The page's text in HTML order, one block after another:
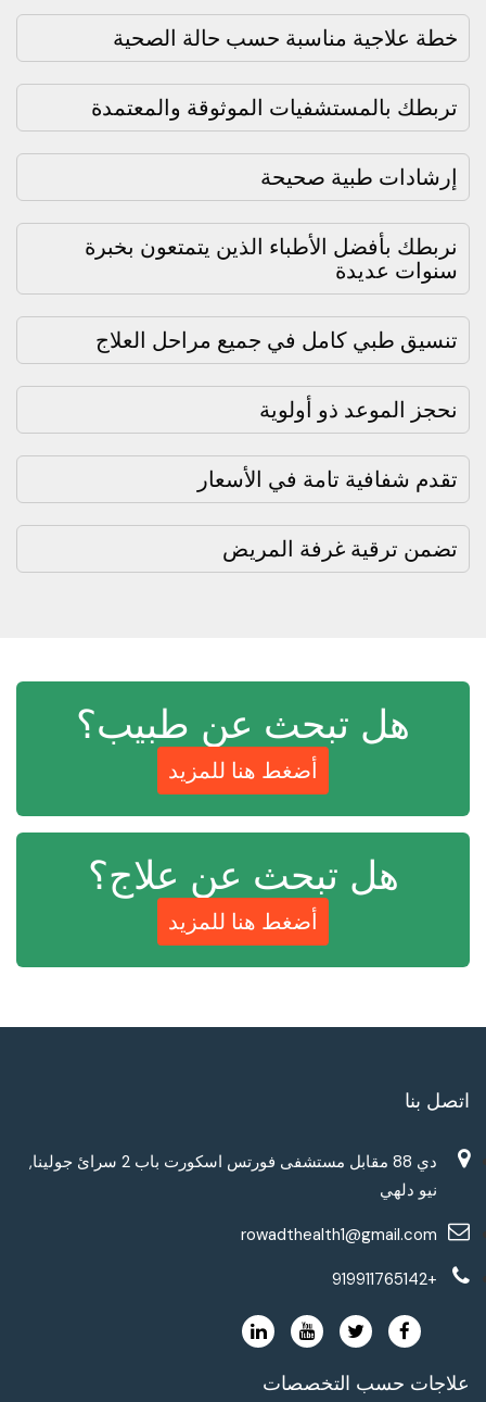
خطة علاجية مناسبة حسب حالة الصحية
تربطك بالمستشفيات الموثوقة والمعتمدة
إرشادات طبية صحيحة
نربطك بأفضل الأطباء الذين يتمتعون بخبرة
سنوات عديدة
تنسيق طبي كامل في جميع مراحل العلاج
نحجز الموعد ذو أولوية
تقدم شفافية تامة في الأسعار
تضمن ترقية غرفة المريض
هل تبحث عن طبيب؟
أضغط هنا للمزيد
هل تبحث عن علاج؟
أضغط هنا للمزيد
اتصل بنا
دي 88 مقابل مستشفى فورتس اسكورت باب 2 سرائ جولينا,
نيو دلهي
rowadthealth1@gmail.com
+919911765142
علاجات حسب التخصصات